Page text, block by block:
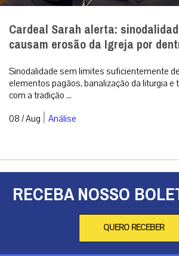
Cardeal Sarah alerta:
causam erosão da Igreja por
Sinodalidade sem limites suficientemente
elementos pagãos, banalização da liturgia e
com a tradição ...
08 / Aug | Análise
RECEBA NOSSO
QUERO RECEBER